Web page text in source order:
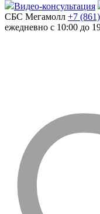
Видео-консультация
СБС Мегамолл +7
ежедневно с 10:00 до